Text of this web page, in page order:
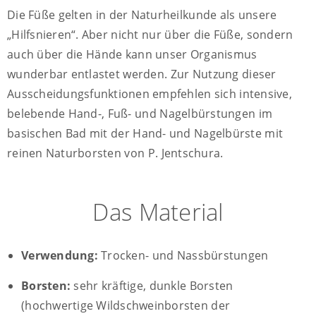
Die Füße gelten in der Naturheilkunde als unsere
„Hilfsnieren“. Aber nicht nur über die Füße, sondern
auch über die Hände kann unser Organismus
wunderbar entlastet werden. Zur Nutzung dieser
Ausscheidungsfunktionen empfehlen sich intensive,
belebende Hand-, Fuß- und Nagelbürstungen im
basischen Bad mit der Hand- und Nagelbürste mit
reinen Naturborsten von P. Jentschura.
Das Material
Verwendung: Trocken- und Nassbürstungen
Borsten: sehr kräftige, dunkle Borsten
(hochwertige Wildschweinborsten der